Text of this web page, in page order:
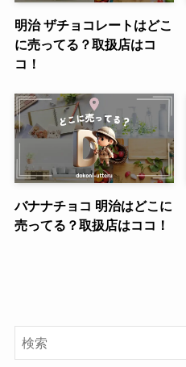
明治 ザチョコレートはどこ
に売ってる？取扱店はコ
コ！
バナナチョコ 明治はどこに
売ってる？取扱店はココ！